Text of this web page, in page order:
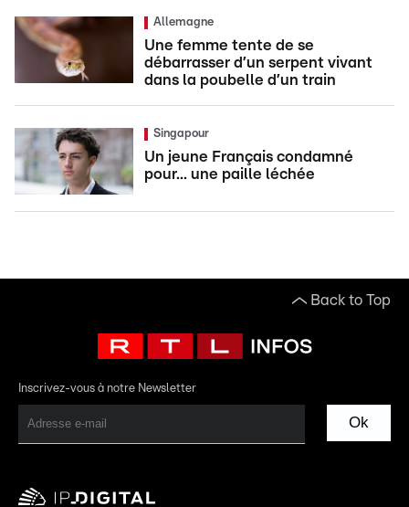
Allemagne
Une femme tente de se
débarrasser d’un serpent vivant
dans la poubelle d’un train
Singapour
Un jeune Français condamné
pour... une paille léchée
Back to Top
Inscrivez-vous à notre Newsletter
Ok